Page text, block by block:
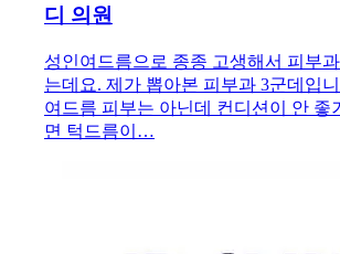
디 의원
성인여드름으로 종종 고생해서 피부
는데요. 제가 뽑아본 피부과 3군데입
여드름 피부는 아닌데 컨디션이 안 좋
면 턱드름이…